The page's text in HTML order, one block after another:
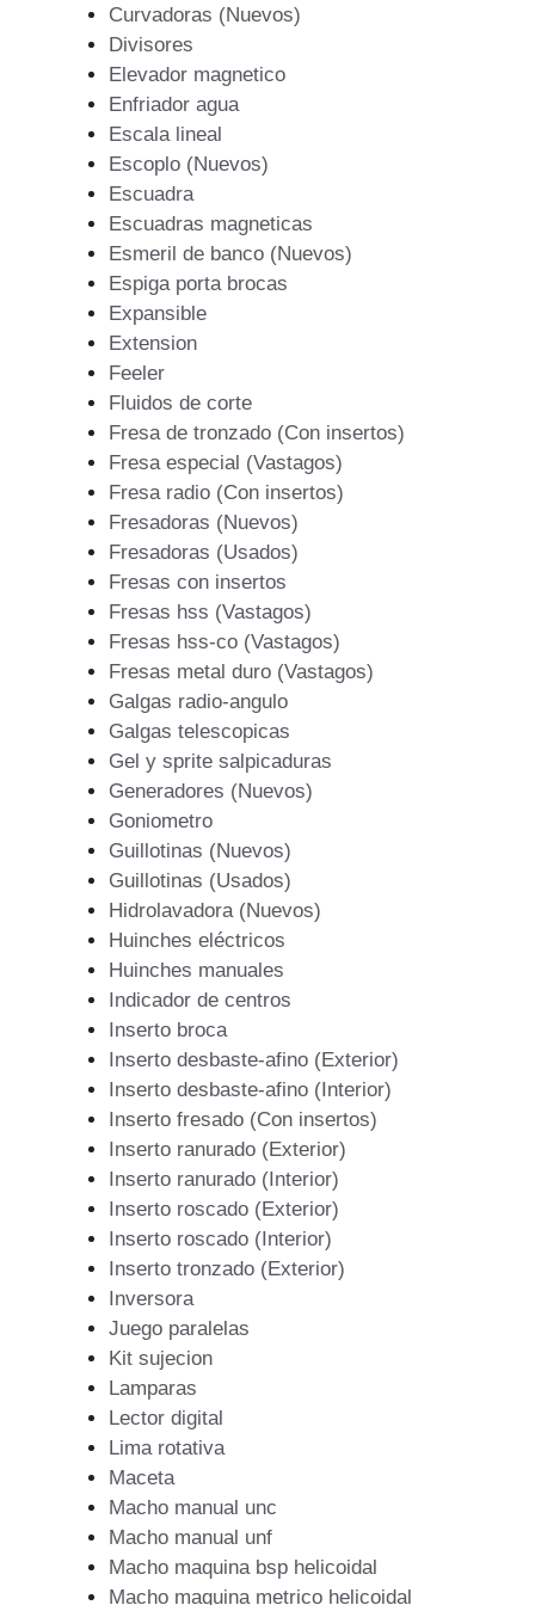
Curvadoras (Nuevos)
Divisores
Elevador magnetico
Enfriador agua
Escala lineal
Escoplo (Nuevos)
Escuadra
Escuadras magneticas
Esmeril de banco (Nuevos)
Espiga porta brocas
Expansible
Extension
Feeler
Fluidos de corte
Fresa de tronzado (Con insertos)
Fresa especial (Vastagos)
Fresa radio (Con insertos)
Fresadoras (Nuevos)
Fresadoras (Usados)
Fresas con insertos
Fresas hss (Vastagos)
Fresas hss-co (Vastagos)
Fresas metal duro (Vastagos)
Galgas radio-angulo
Galgas telescopicas
Gel y sprite salpicaduras
Generadores (Nuevos)
Goniometro
Guillotinas (Nuevos)
Guillotinas (Usados)
Hidrolavadora (Nuevos)
Huinches eléctricos
Huinches manuales
Indicador de centros
Inserto broca
Inserto desbaste-afino (Exterior)
Inserto desbaste-afino (Interior)
Inserto fresado (Con insertos)
Inserto ranurado (Exterior)
Inserto ranurado (Interior)
Inserto roscado (Exterior)
Inserto roscado (Interior)
Inserto tronzado (Exterior)
Inversora
Juego paralelas
Kit sujecion
Lamparas
Lector digital
Lima rotativa
Maceta
Macho manual unc
Macho manual unf
Macho maquina bsp helicoidal
Macho maquina metrico helicoidal